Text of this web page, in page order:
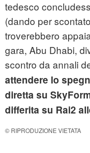
tedesco
(dando per
troverebbero
gara, Abu Dhabi,
scontro da annali
attendere lo
diretta su
differita su Rai2
© RIPRODUZIONE VIETATA